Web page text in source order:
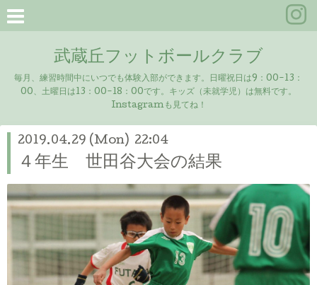
武蔵丘フットボールクラブ
毎月、練習時間中にいつでも体験入部ができます。日曜祝日は9：00-13：
00、土曜日は13：00-18：00です。キッズ（未就学児）は無料です。
Instagramも見てね！
2019.04.29 (Mon) 22:04
４年生 世田谷大会の結果